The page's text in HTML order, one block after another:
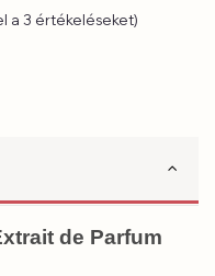
a 3 értékeléseket)
de Parfum